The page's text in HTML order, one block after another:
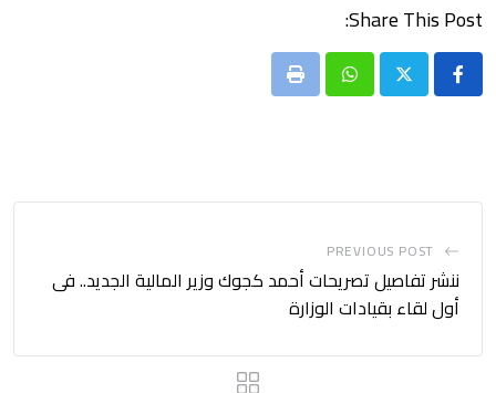
Share This Post:
Whatsapp
Print
PREVIOUS POST
ننشر تفاصيل تصريحات أحمد كجوك وزير المالية الجديد.. فى
أول لقاء بقيادات الوزارة